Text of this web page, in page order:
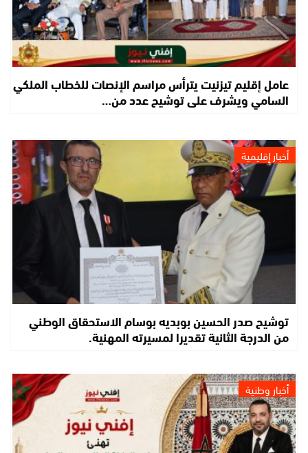
عامل إقليم تيزنيت يترأس مراسم الإنصات للخطاب الملكي
السامي ويشرف على توشيح عدد من…
أخبار إقليمية
توشيح صدر الحسين بوبديه بوسام الاستحقاق الوطني
من الدرجة الثانية تقديرا لمسيرته المهنية.
أخبار وطنية